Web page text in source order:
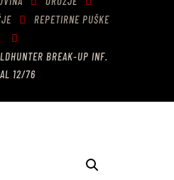
REPETIRNE PUŠKE
BREAK-UP INF.
12/76